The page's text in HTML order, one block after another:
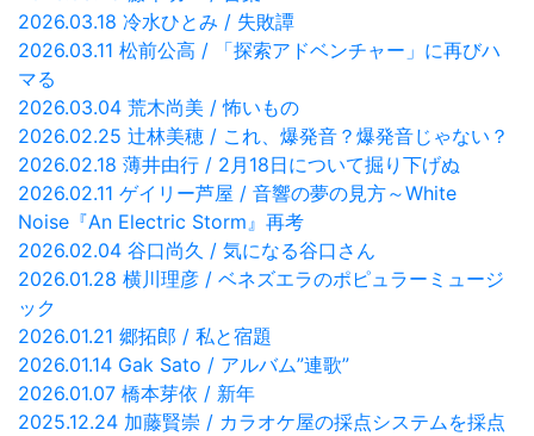
2026.03.18 冷水ひとみ / 失敗譚
2026.03.11 松前公高 / 「探索アドベンチャー」に再びハ
マる
2026.03.04 荒木尚美 / 怖いもの
2026.02.25 辻林美穂 / これ、爆発音？爆発音じゃない？
2026.02.18 薄井由行 / 2月18日について掘り下げぬ
2026.02.11 ゲイリー芦屋 / 音響の夢の見方～White
Noise『An Electric Storm』再考
2026.02.04 谷口尚久 / 気になる谷口さん
2026.01.28 横川理彦 / ベネズエラのポピュラーミュージ
ック
2026.01.21 郷拓郎 / 私と宿題
2026.01.14 Gak Sato / アルバム”連歌”
2026.01.07 橋本芽依 / 新年
2025.12.24 加藤賢崇 / カラオケ屋の採点システムを採点